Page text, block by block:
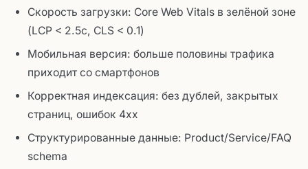
Скорость загрузки: Core Web Vitals в зелёной зоне
(LCP < 2.5с, CLS < 0.1)
Мобильная версия: больше половины трафика
приходит со смартфонов
Корректная индексация: без дублей, закрытых
страниц, ошибок 4xx
Структурированные данные: Product/Service/FAQ
schema